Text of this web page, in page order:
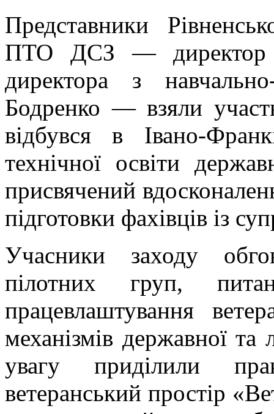
Представники
ПТО ДСЗ — директор
директора з
Бодренко — взяли
відбувся в Івано-
технічної освіти
присвячений
підготовки фахівців із
Учасники заходу
пілотних груп,
працевлаштування
механізмів державної
увагу приділили
ветеранський простір